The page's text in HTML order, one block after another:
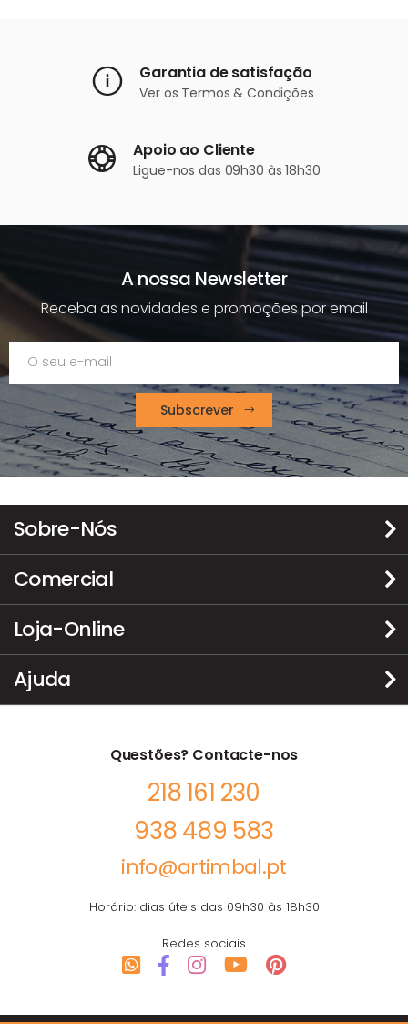
Garantia de satisfação
Ver os Termos & Condições
Apoio ao Cliente
Ligue-nos das 09h30 às 18h30
A nossa Newsletter
Receba as novidades e promoções por email
Subscrever
Sobre-Nós
Comercial
Loja-Online
Ajuda
Questões? Contacte-nos
218 161 230
938 489 583
info@artimbal.pt
Horário: dias úteis das 09h30 às 18h30
Redes sociais